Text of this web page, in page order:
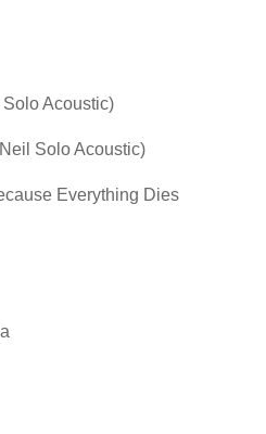
Acoustic)
Solo Acoustic)
Everything Dies